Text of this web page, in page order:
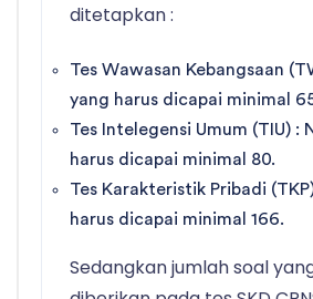
ditetapkan :
Tes Wawasan Kebangsaan
yang harus dicapai minimal
Tes Intelegensi Umum (TIU) :
harus dicapai minimal 80.
Tes Karakteristik Pribadi
harus dicapai minimal 166.
Sedangkan jumlah soal